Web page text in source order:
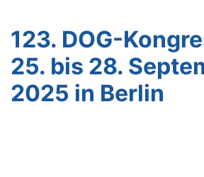
123. DOG-
25. bis 28.
2025 in Berlin